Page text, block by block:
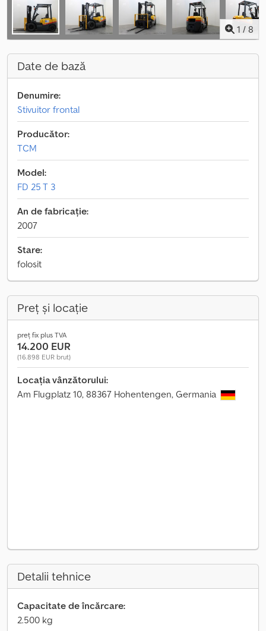
1 / 8
Date de bază
Denumire:
Stivuitor frontal
Producător:
TCM
Model:
FD 25 T 3
An de fabricație:
2007
Stare:
folosit
Preț și locație
preț fix plus TVA
14.200 EUR
(16.898 EUR brut)
Locația vânzătorului:
Am Flugplatz 10, 88367 Hohentengen, Germania
Detalii tehnice
Capacitate de încărcare:
2.500 kg